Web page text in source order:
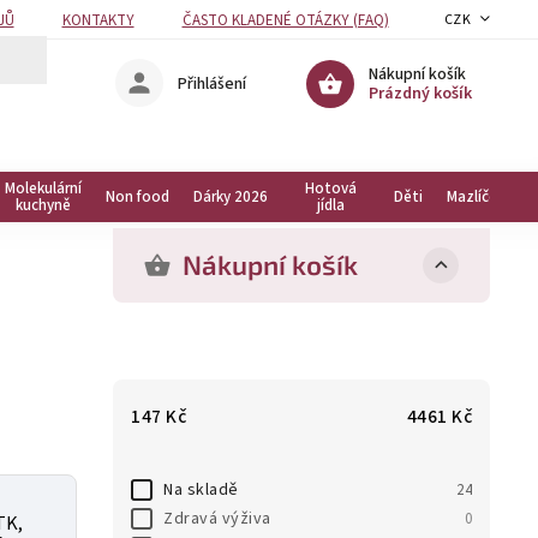
KONTAKTY ČASTO KLADENÉ OTÁZKY (FAQ) CZK
Nákupní košík
Prázdný košík
Přihlášení
Molekulární
kuchyně Non food Dárky 2026 Hotová
jídla Děti Mazlíčci
Nákupní košík
147 Kč 4461 Kč
Na skladě 24
Zdravá výživa 0